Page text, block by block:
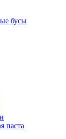
бусы
паста